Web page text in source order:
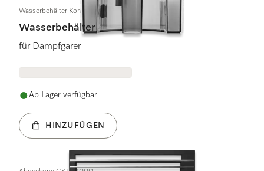
Wasserbehälter Kondensat geschw. KD
Wasserbehälter
für Dampfgarer
Ab Lager verfügbar
HINZUFÜGEN